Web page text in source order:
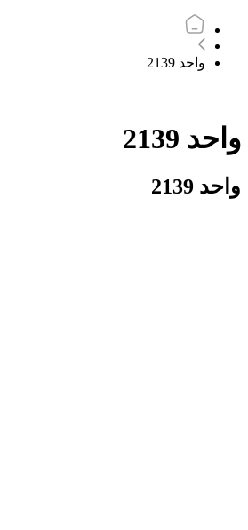
واحد 2139
واحد 2139
واحد 2139